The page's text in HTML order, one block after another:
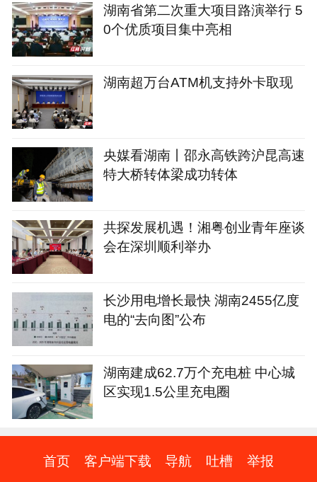
湖南省第二次重大项目路演举行 5
0个优质项目集中亮相
湖南超万台ATM机支持外卡取现
央媒看湖南丨邵永高铁跨沪昆高速
特大桥转体梁成功转体
共探发展机遇！湘粤创业青年座谈
会在深圳顺利举办
长沙用电增长最快 湖南2455亿度
电的“去向图”公布
湖南建成62.7万个充电桩 中心城
区实现1.5公里充电圈
首页 客户端下载 导航 吐槽 举报